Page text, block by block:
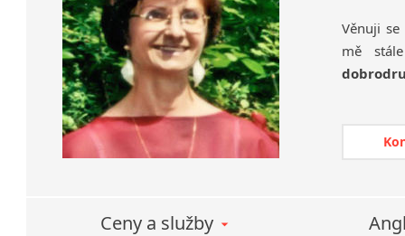
Věnuji
mě
Ceny a služby